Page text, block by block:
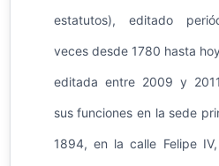
estatutos), editado
veces desde 1780 hasta
editada entre 2009 y
sus funciones en la sede
1894, en la calle Felipe